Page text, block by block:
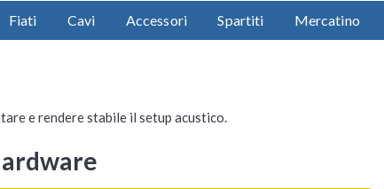
Fiati Cavi Accessori Spartiti Mercatino
e rendere stabile il setup acustico.